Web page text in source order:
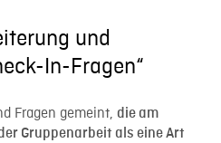
und
In-Fragen“
Fragen gemeint, die am
Gruppenarbeit als eine Art